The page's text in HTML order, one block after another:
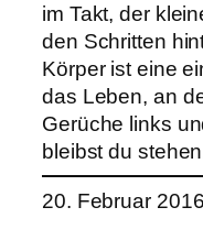
im Takt, der
den Schritten
Körper ist eine
das Leben, an
Gerüche links
bleibst du
20. Februar 2016